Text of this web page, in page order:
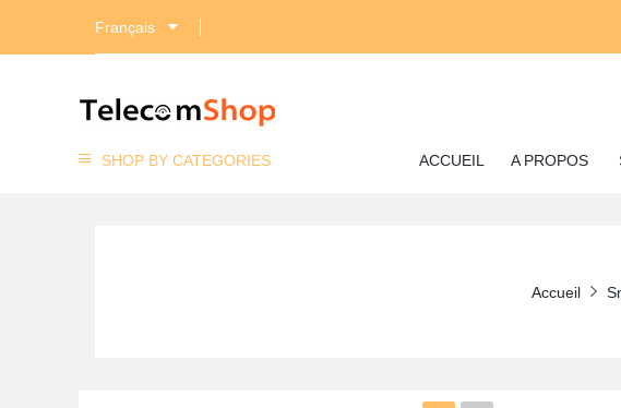
Français
SHOP BY CATEGORIES ACCUEIL A PROPOS
Accueil